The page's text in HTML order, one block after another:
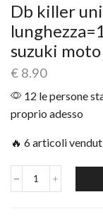
Db killer
suzuki
€ 8.90
12 le persone
proprio adesso
🔥 6 articoli